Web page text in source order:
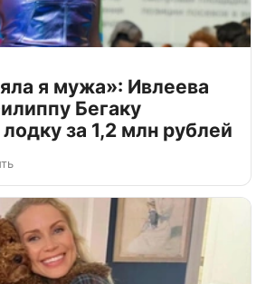
я мужа»: Ивлеева
Бегаку
за 1,2 млн рублей